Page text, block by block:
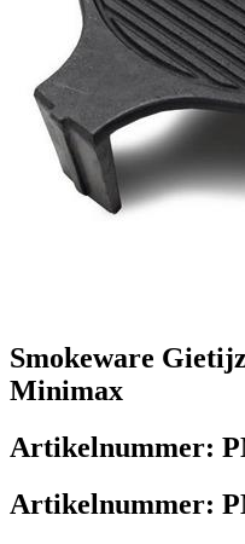
Smokeware
Minimax
Artikelnummer:
Artikelnummer: